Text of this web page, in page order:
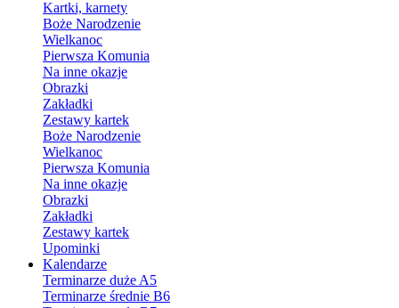
Kartki, karnety
Boże Narodzenie
Wielkanoc
Pierwsza Komunia
Na inne okazje
Obrazki
Zakładki
Zestawy kartek
Boże Narodzenie
Wielkanoc
Pierwsza Komunia
Na inne okazje
Obrazki
Zakładki
Zestawy kartek
Upominki
Kalendarze
Terminarze duże A5
Terminarze średnie B6